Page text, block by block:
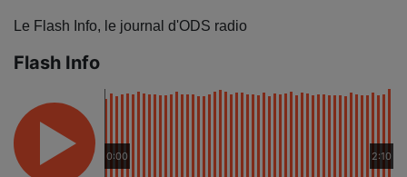
Le Flash Info, le journal d'ODS radio
Flash Info
0:00 2:10